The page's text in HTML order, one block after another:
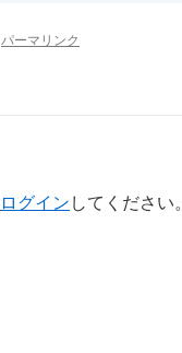
パーマリンク
ログインしてください。